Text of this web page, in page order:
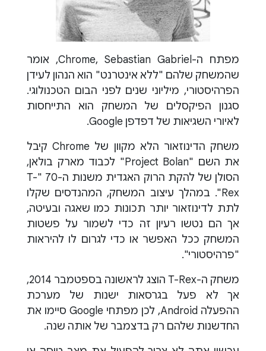
מפתח ה-Chrome, Sebastian Gabriel, אומר
שהמשחק שלהם "ללא אינטרנט" הוא הנהון לעידן
הפרהיסטורי, מיליוני שנים לפני הבום הטכנולוגי.
סגנון הפיקסלים של המשחק הוא התייחסות
לאיורי השגיאות של דפדפן Google.
משחק הדינוזאור הלא מקוון של Chrome קיבל
את השם "Project Bolan" לכבוד מארק בולאן,
הסולן של להקת הרוק האגדית משנות ה-70 "T-
Rex". במהלך עיצוב המשחק, המהנדסים שקלו
לתת לדינוזאור יותר תכונות כמו שאגה ובעיטה,
אך הם נטשו רעיון זה כדי לשמור על פשטות
המשחק ככל האפשר או כדי לגרום לו להיראות
"פרהיסטורי".
משחק ה-T-Rex הוצג לראשונה בספטמבר 2014,
אך לא פעל בגרסאות ישנות של מערכת
ההפעלה Android, לכן מפתחי Google סיימו את
החדשנות שלהם רק בדצמבר של אותה שנה.